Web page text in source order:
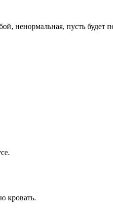
ненормальная, пусть будет
кровать.